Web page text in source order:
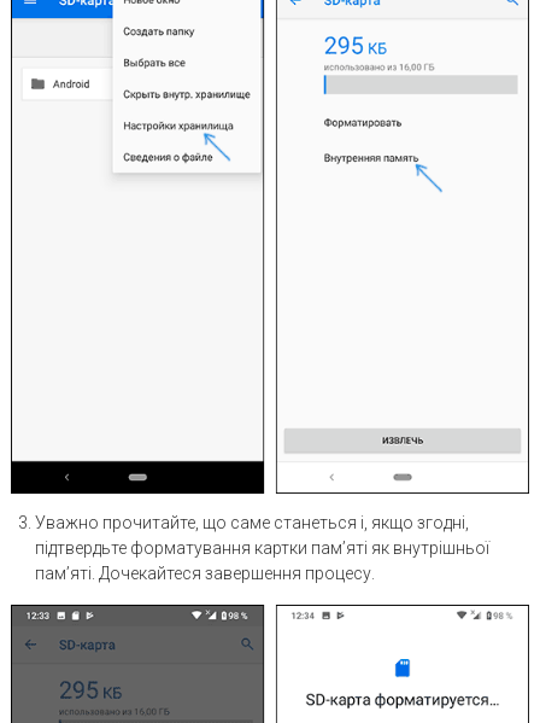
Уважно прочитайте, що саме станеться і, якщо згодні,
підтвердьте форматування картки пам’яті як внутрішньої
пам’яті. Дочекайтеся завершення процесу.